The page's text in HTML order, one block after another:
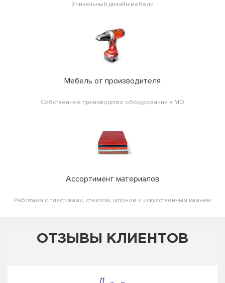
Уникальный дизайн мебели
Мебель от производителя
Собственное производство оборудования в МО
Ассортимент материалов
Работаем с пластиками, стеклом, шпоном и искусственным камнем
ОТЗЫВЫ КЛИЕНТОВ